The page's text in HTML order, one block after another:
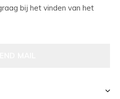
bij het vinden van het